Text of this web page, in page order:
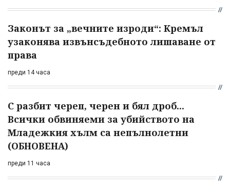
Законът за „вечните изроди“: Кремъл
узаконява извънсъдебното лишаване от
права
преди 14 часа
С разбит череп, черен и бял дроб...
Всички обвиняеми за убийството на
Младежкия хълм са непълнолетни
(ОБНОВЕНА)
преди 11 часа